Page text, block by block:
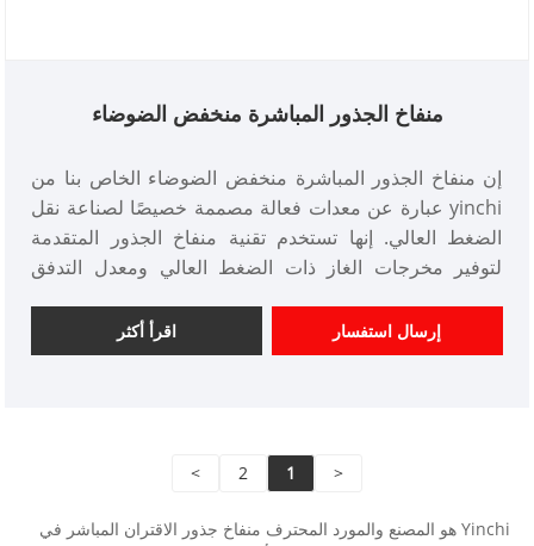
منفاخ الجذور المباشرة منخفض الضوضاء
إن منفاخ الجذور المباشرة منخفض الضوضاء الخاص بنا من
yinchi عبارة عن معدات فعالة مصممة خصيصًا لصناعة نقل
الضغط العالي. إنها تستخدم تقنية منفاخ الجذور المتقدمة
لتوفير مخرجات الغاز ذات الضغط العالي ومعدل التدفق
اقرأ أكثر إرسال استفسار
<
1
2
>
Yinchi هو المصنع والمورد المحترف منفاخ جذور الاقتران المباشر في